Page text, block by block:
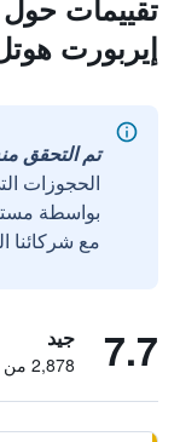
تقييمات
إيربورت
تم التحقق منه
الحجوزات
مع شركائنا
7.7 جيد
2,878 من التقييمات تم التحقق منها